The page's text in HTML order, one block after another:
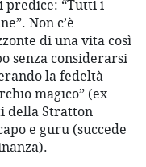
predice: “Tutti i
Non c’è
di una vita così
senza considerarsi
la fedeltà
magico” (ex
della Stratton
e guru (succede